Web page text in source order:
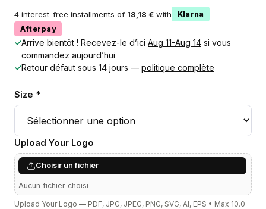
4 interest-free installments of 18,18 € with
Klarna
Afterpay
✓Arrive bientôt ! Recevez-le d’ici Aug 11-Aug 14 si vous
commandez aujourd’hui
✓Retour défaut sous 14 jours — politique complète
Size *
Upload Your Logo
Choisir un fichier
Aucun fichier choisi
Upload Your Logo — PDF, JPG, JPEG, PNG, SVG, AI, EPS • Max 10.0